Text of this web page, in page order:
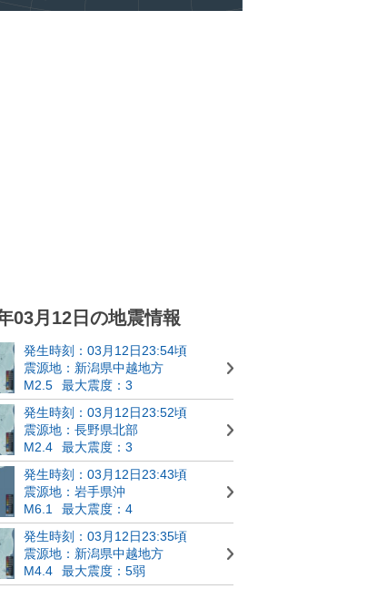
03月12日の地震情報
発生時刻：03月12日23:54頃
震源地：新潟県中越地方
M2.5
最大震度：3
発生時刻：03月12日23:52頃
震源地：長野県北部
M2.4
最大震度：3
発生時刻：03月12日23:43頃
震源地：岩手県沖
M6.1
最大震度：4
発生時刻：03月12日23:35頃
震源地：新潟県中越地方
M4.4
最大震度：5弱